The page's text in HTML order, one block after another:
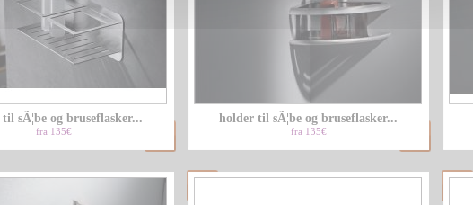
sÃ¦be og bruseflasker...
fra 135€
holder til sÃ¦be og bruseflasker...
fra 135€